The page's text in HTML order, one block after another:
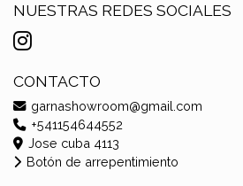
NUESTRAS REDES SOCIALES
CONTACTO
garnashowroom@gmail.com
+541154644552
Jose cuba 4113
Botón de arrepentimiento